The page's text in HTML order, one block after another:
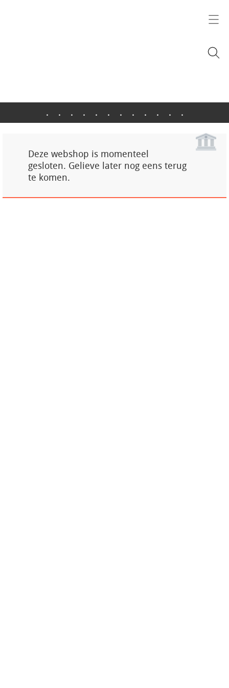
. . . . . . . . . . . .
Deze webshop is momenteel
gesloten. Gelieve later nog eens terug
te komen.